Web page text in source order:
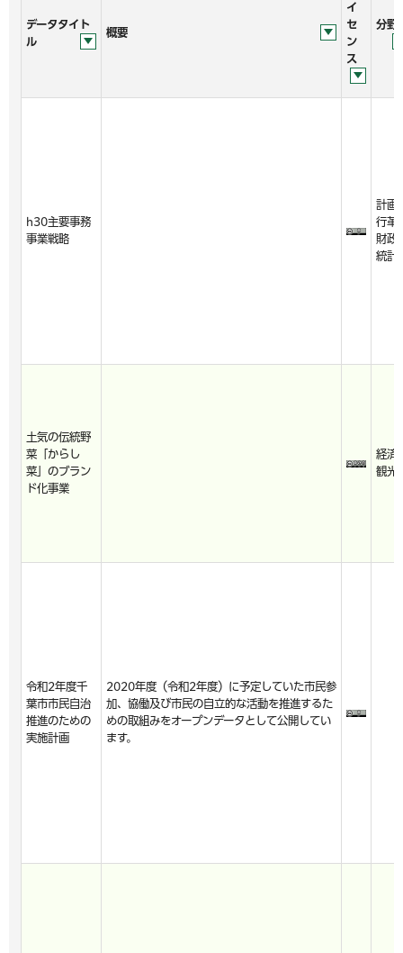
データタイト
ル
概要
イ
セ
ン
ス
分野
h30主要事務
事業戦略
計画
行革
財政
統計
土気の伝統野
菜「からし
菜」のブラン
ド化事業
経済
観光
令和2年度千
葉市市民自治
推進のための
実施計画
2020年度（令和2年度）に予定していた市民参
加、協働及び市民の自立的な活動を推進するた
めの取組みをオープンデータとして公開してい
ます。